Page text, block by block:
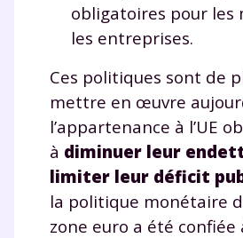
obligatoires pour les
les entreprises.
Ces politiques sont de
mettre en œuvre
l’appartenance à l’UE
à diminuer leur
limiter leur déficit
la politique monétaire
zone euro a été confiée